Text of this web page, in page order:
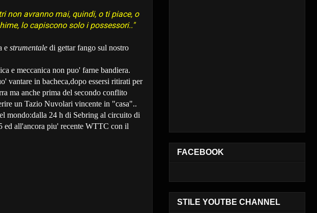
non avranno mai, quindi, o ti piace, o
lo capiscono solo i possessori.."
e strumentale di gettar fango sul nostro
e meccanica non puo' farne bandiera.
vantare in bacheca,dopo essersi ritirati per
ma anche prima del secondo conflito
un Tazio Nuvolari vincente in "casa"..
mondo:dalla 24 h di Sebring al circuito di
ed all'ancora piu' recente WTTC con il
FACEBOOK
STILE YOUTBE CHANNEL